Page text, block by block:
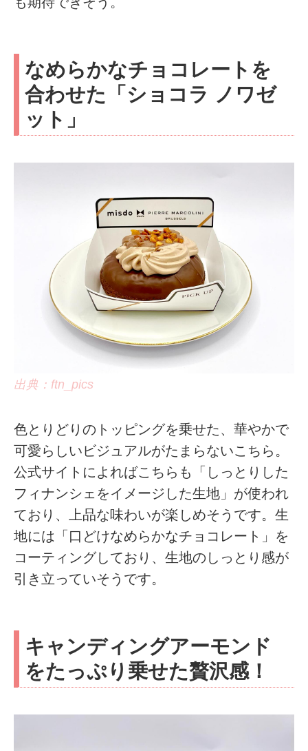
なめらかなチョコレートを
合わせた「ショコラ ノワゼ
ット」
出典：ftn_pics
色とりどりのトッピングを乗せた、華やかで
可愛らしいビジュアルがたまらないこちら。
公式サイトによればこちらも「しっとりした
フィナンシェをイメージした生地」が使われ
ており、上品な味わいが楽しめそうです。生
地には「口どけなめらかなチョコレート」を
コーティングしており、生地のしっとり感が
引き立っていそうです。
キャンディングアーモンド
をたっぷり乗せた贅沢感！